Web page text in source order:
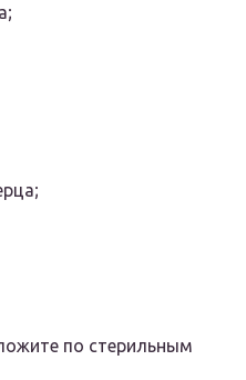
по стерильным